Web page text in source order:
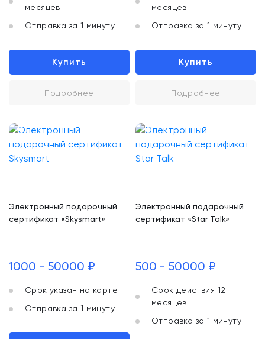
месяцев
Отправка за 1 минуту
Купить
Подробнее
месяцев
Отправка за 1 минуту
Купить
Подробнее
Электронный подарочный
сертификат «Skysmart»
1000 - 50000 ₽
Срок указан на карте
Отправка за 1 минуту
Электронный подарочный
сертификат «Star Talk»
500 - 50000 ₽
Срок действия 12
месяцев
Отправка за 1 минуту